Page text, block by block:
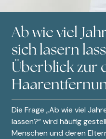
Ab wie viel
sich lasern
Überblick zur
Die Frage „Ab wie viel
lassen?“ wird häufig
Menschen und deren